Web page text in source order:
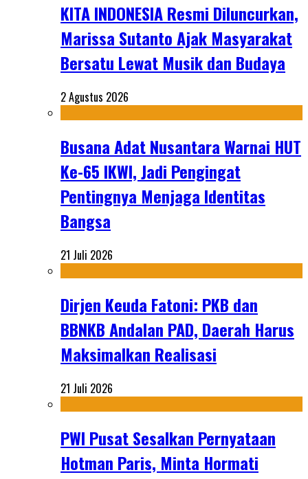
KITA INDONESIA Resmi Diluncurkan,
Marissa Sutanto Ajak Masyarakat
Bersatu Lewat Musik dan Budaya
2 Agustus 2026
Busana Adat Nusantara Warnai HUT
Ke-65 IKWI, Jadi Pengingat
Pentingnya Menjaga Identitas
Bangsa
21 Juli 2026
Dirjen Keuda Fatoni: PKB dan
BBNKB Andalan PAD, Daerah Harus
Maksimalkan Realisasi
21 Juli 2026
PWI Pusat Sesalkan Pernyataan
Hotman Paris, Minta Hormati